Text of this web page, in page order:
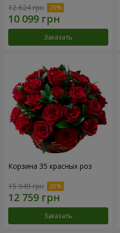
12 624 грн
Заказать
Корзина 35 красных роз
15 949 грн
Заказать